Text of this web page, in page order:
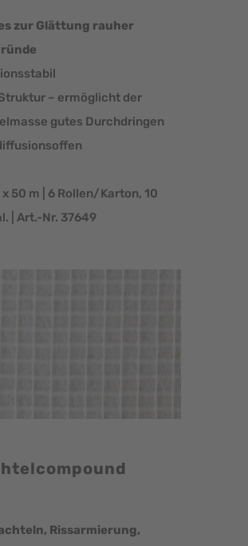
zur Glättung rauher
– ermöglicht der
gutes Durchdringen
50 m | 6 Rollen/Karton, 10
| Art.-Nr. 37649
Rissarmierung,